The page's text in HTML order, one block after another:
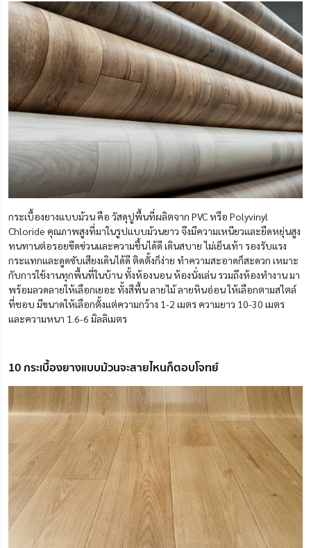
กระเบื้องยางแบบม้วน คือ วัสดุปูพื้นที่ผลิตจาก PVC หรือ Polyvinyl
Chloride คุณภาพสูงที่มาในรูปแบบม้วนยาว จึงมีความเหนียวและยืดหยุ่นสูง
ทนทานต่อรอยขีดข่วนและความชื้นได้ดี เดินสบาย ไม่เย็นเท้า รองรับแรง
กระแทกและดูดซับเสียงเดินได้ดี ติดตั้งก็ง่าย ทำความสะอาดก็สะดวก เหมาะ
กับการใช้งานทุกพื้นที่ในบ้าน ทั้งห้องนอน ห้องนั่งเล่น รวมถึงห้องทำงาน มา
พร้อมลวดลายให้เลือกเยอะ ทั้งสีพื้น ลายไม้ ลายหินอ่อน ให้เลือกตามสไตล์
ที่ชอบ มีขนาดให้เลือกตั้งแต่ความกว้าง 1-2 เมตร ความยาว 10-30 เมตร
และความหนา 1.6-6 มิลลิเมตร
10 กระเบื้องยางแบบม้วนจะสายไหนก็ตอบโจทย์